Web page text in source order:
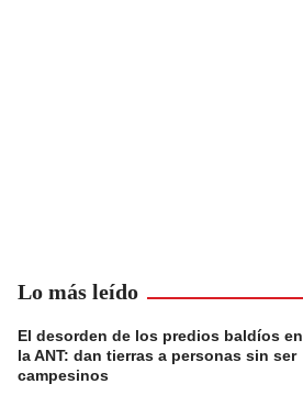
Lo más leído
El desorden de los predios baldíos en
la ANT: dan tierras a personas sin ser
campesinos